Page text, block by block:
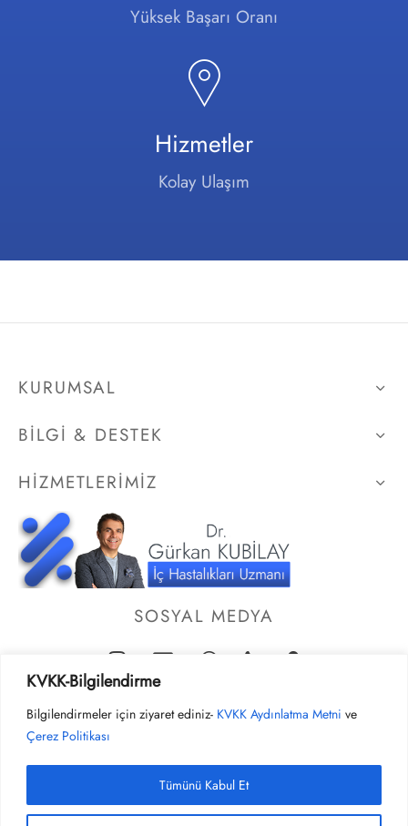
KVKK-Bilgilendirme
Bilgilendirmeler için ziyaret ediniz- KVKK Aydınlatma Metni ve
Çerez Politikası
Tümünü Kabul Et
Yüksek Başarı Oranı
Hizmetler
Kolay Ulaşım
KURUMSAL
BILGI & DESTEK
HIZMETLERIMIZ
SOSYAL MEDYA